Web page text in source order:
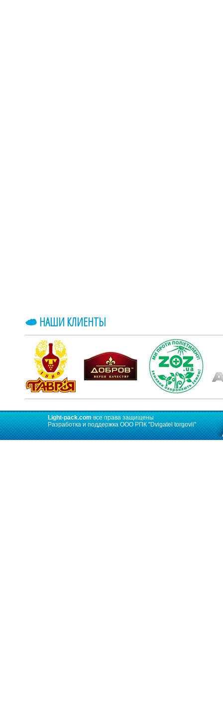
НАШИ КЛИЕНТЫ
Light-pack.com все права защищены
Разработка и поддержка ООО РПК"Dvigatel torgovli"